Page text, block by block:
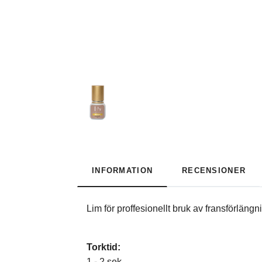
INFORMATION RECENSIONER
Lim för proffesionellt bruk av
Torktid: